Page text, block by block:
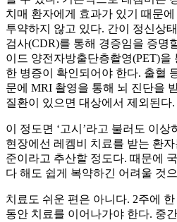
치매 환자에게 효과가 있기 때문
투약하지 않고 있다. 간이 정신상
검사(CDR)를 통해 경증임을 증명
이드 양전자방출단층촬영(PET)을
한 병증이 확인되어야 한다. 출혈
문에 MRI 촬영을 통해 뇌 진단을
질환이 있으면 대상에서 제외된다.
이 정도면 ‘고시’라고 불러도 이
현장에선 레켐비 치료를 받는 환
준이라고 추산할 정도다. 때문에
다 해도 쉽게 복약하긴 어려울 것
치료도 쉬운 편은 아니다. 2주에
동안 치료를 이어나가야 한다. 중